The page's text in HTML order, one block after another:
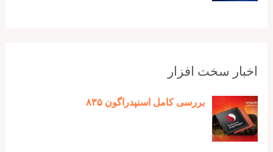
اخبار سخت افزار
بررسی کامل اسنپدراگون ۸۳۵